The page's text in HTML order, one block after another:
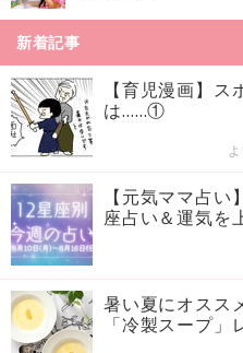
新着記事
【育児漫画】
は……①
【元気ママ占
座占い＆運気を
暑い夏にオスス
「冷製スープ」